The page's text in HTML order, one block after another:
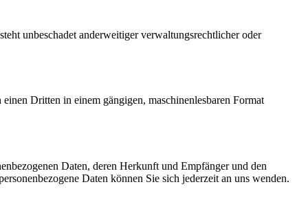
unbeschadet anderweitiger verwaltungsrechtlicher oder
Dritten in einem gängigen, maschinenlesbaren Format
Daten, deren Herkunft und Empfänger und den
Daten können Sie sich jederzeit an uns wenden.